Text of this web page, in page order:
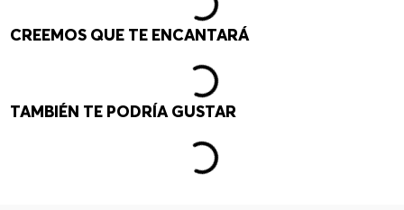
CREEMOS QUE TE ENCANTARÁ
TAMBIÉN TE PODRÍA GUSTAR